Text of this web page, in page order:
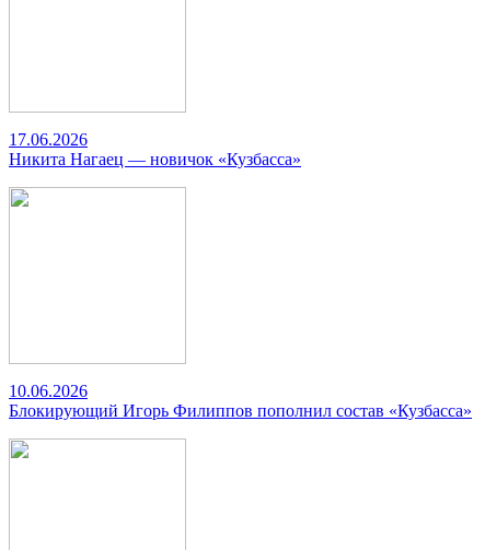
17.06.2026
Никита Нагаец — новичок «Кузбасса»
10.06.2026
Блокирующий Игорь Филиппов пополнил состав «Кузбасса»